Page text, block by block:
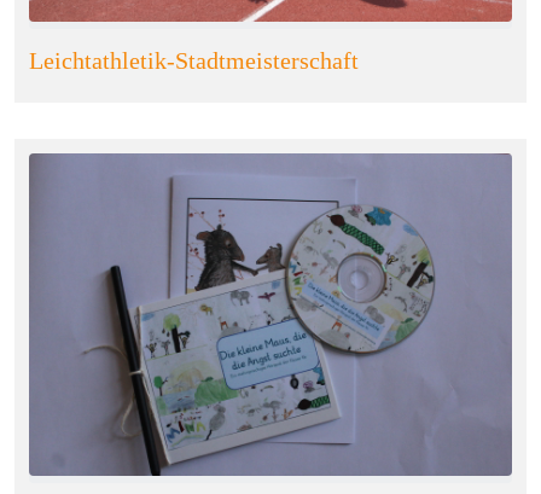
Leichtathletik-Stadtmeisterschaft